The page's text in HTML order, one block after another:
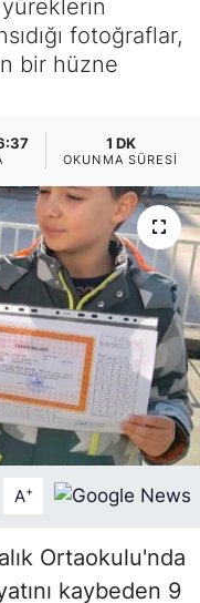
yüreklerin
fotoğraflar,
bir hüzne
1 DK
OKUNMA SÜRESI
A+
Ortaokulu'nda
kaybeden 9